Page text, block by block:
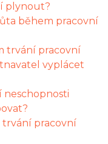
plynout?
během pracovní
trvání pracovní
vyplácet
neschopnosti
pracovní